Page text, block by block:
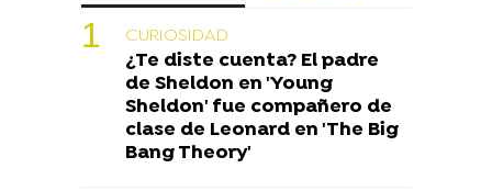
CURIOSIDAD
¿Te diste cuenta? El padre
de Sheldon en 'Young
Sheldon' fue compañero de
clase de Leonard en 'The Big
Bang Theory'